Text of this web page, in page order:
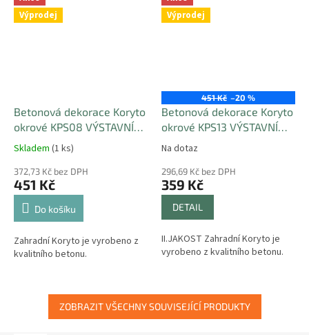
Výprodej
Betonová dekorace Koryto
okrové KPS08 VÝSTAVNÍ
KUS
Skladem (1 ks)
372,73 Kč bez DPH
451 Kč
Do košíku
Zahradní Koryto je vyrobeno z
kvalitního betonu.
Výprodej
451 Kč –20 %
Betonová dekorace Koryto
okrové KPS13 VÝSTAVNÍ
KUS
Na dotaz
296,69 Kč bez DPH
359 Kč
DETAIL
II.JAKOST Zahradní Koryto je
vyrobeno z kvalitního betonu.
ZOBRAZIT VŠECHNY SOUVISEJÍCÍ PRODUKTY